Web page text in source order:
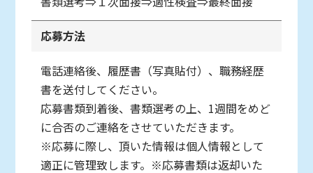
応募方法
電話連絡後、履歴書（写真貼付）、職務経歴
書を送付してください。
応募書類到着後、書類選考の上、1週間をめど
に合否のご連絡をさせていただきます。
※応募に際し、頂いた情報は個人情報として
適正に管理致します。※応募書類は返却いた